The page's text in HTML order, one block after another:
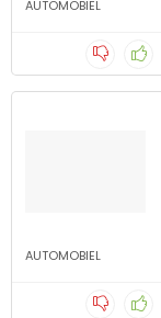
AUTOMOBIEL
AUTOMOBIEL